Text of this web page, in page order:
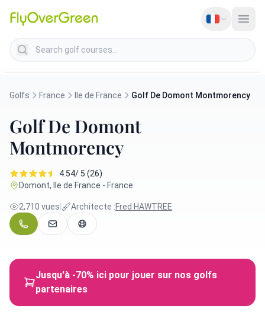
Search golf courses
Golfs France Ile de France Golf De Domont Montmorency
Golf De Domont
Montmorency
4.54/ 5 (26)
Domont, Ile de France - France
2,710 vues Architecte :Fred HAWTREE
Jusqu'à -70% ici pour jouer sur nos golfs
partenaires